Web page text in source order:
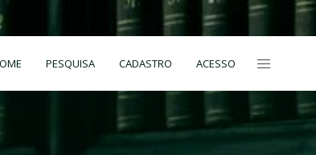
PESQUISA CADASTRO ACESSO